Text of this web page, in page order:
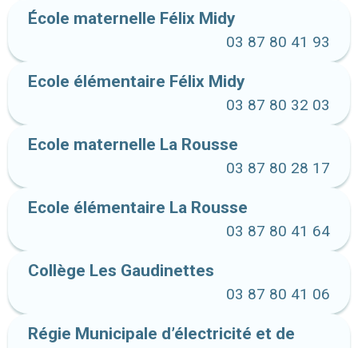
École maternelle Félix Midy
03 87 80 41 93
Ecole élémentaire Félix Midy
03 87 80 32 03
Ecole maternelle La Rousse
03 87 80 28 17
Ecole élémentaire La Rousse
03 87 80 41 64
Collège Les Gaudinettes
03 87 80 41 06
Régie Municipale d’électricité et de